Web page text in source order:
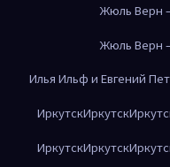
Жюль Верн
Жюль Верн
Илья Ильф и Евгений
ИркутскИркутск
ИркутскИркутск